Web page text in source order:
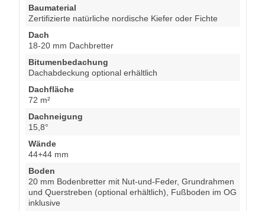
Baumaterial
Zertifizierte natürliche nordische Kiefer oder Fichte
Dach
18-20 mm Dachbretter
Bitumenbedachung
Dachabdeckung optional erhältlich
Dachfläche
72 m²
Dachneigung
15,8°
Wände
44+44 mm
Boden
20 mm Bodenbretter mit Nut-und-Feder, Grundrahmen
und Querstreben (optional erhältlich), Fußboden im OG
inklusive